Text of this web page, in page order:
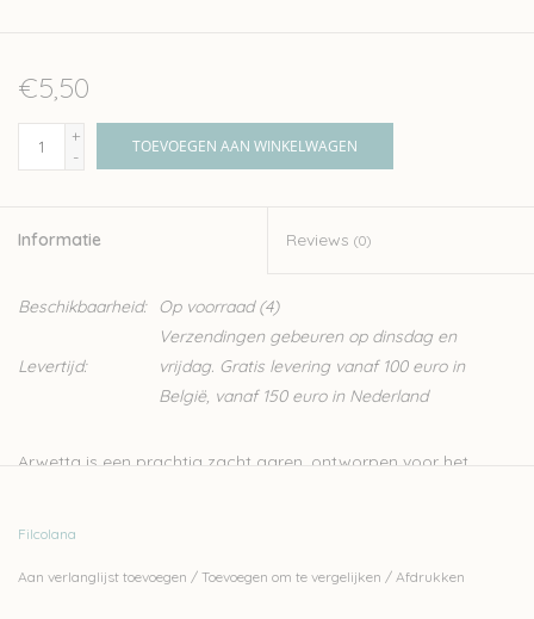
€5,50
+
-
TOEVOEGEN AAN WINKELWAGEN
Informatie Reviews (0)
Beschikbaarheid: Op voorraad(4)
Levertijd:
Verzendingen gebeuren op dinsdag en
vrijdag. Gratis levering vanaf 100 euro in
België, vanaf 150 euro in Nederland
Arwetta is een prachtig zacht garen, ontworpen voor het
sokkengaren is.
Filcolana
Aan verlanglijst toevoegen / Toevoegen om te vergelijken / Afdrukken